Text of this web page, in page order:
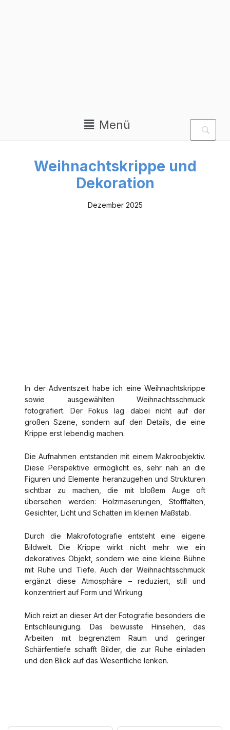
Menü
Weihnachtskrippe und
Dekoration
Dezember 2025
In der Adventszeit habe ich eine Weihnachtskrippe
sowie ausgewählten Weihnachtsschmuck
fotografiert. Der Fokus lag dabei nicht auf der
großen Szene, sondern auf den Details, die eine
Krippe erst lebendig machen.
Die Aufnahmen entstanden mit einem Makroobjektiv.
Diese Perspektive ermöglicht es, sehr nah an die
Figuren und Elemente heranzugehen und Strukturen
sichtbar zu machen, die mit bloßem Auge oft
übersehen werden: Holzmaserungen, Stofffalten,
Gesichter, Licht und Schatten im kleinen Maßstab.
Durch die Makrofotografie entsteht eine eigene
Bildwelt. Die Krippe wirkt nicht mehr wie ein
dekoratives Objekt, sondern wie eine kleine Bühne
mit Ruhe und Tiefe. Auch der Weihnachtsschmuck
ergänzt diese Atmosphäre – reduziert, still und
konzentriert auf Form und Wirkung.
Mich reizt an dieser Art der Fotografie besonders die
Entschleunigung. Das bewusste Hinsehen, das
Arbeiten mit begrenztem Raum und geringer
Schärfentiefe schafft Bilder, die zur Ruhe einladen
und den Blick auf das Wesentliche lenken.